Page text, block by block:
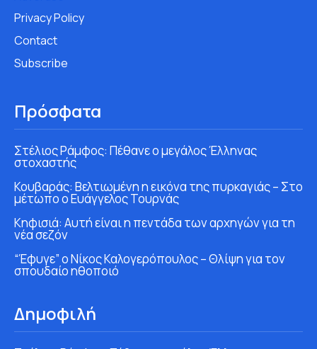
Privacy Policy
Contact
Subscribe
Πρόσφατα
Στέλιος Ράμφος: Πέθανε ο μεγάλος Έλληνας
στοχαστής
Κουβαράς: Βελτιωμένη η εικόνα της πυρκαγιάς – Στο
μέτωπο ο Ευάγγελος Τουρνάς
Κηφισιά: Αυτή είναι η πεντάδα των αρχηγών για τη
νέα σεζόν
“Έφυγε” ο Νίκος Καλογερόπουλος – Θλίψη για τον
σπουδαίο ηθοποιό
Δημοφιλή